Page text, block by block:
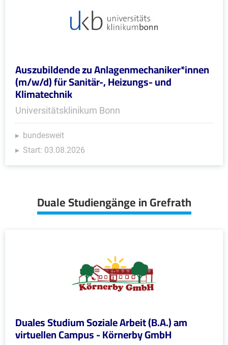
Auszubildende zu Anlagenmechaniker*innen
(m/w/d) für Sanitär-, Heizungs- und
Klimatechnik
Universitätsklinikum Bonn
bundesweit
Start: 03.08.2026
Duale Studiengänge in Grefrath
Duales Studium Soziale Arbeit (B.A.) am
virtuellen Campus - Körnerby GmbH